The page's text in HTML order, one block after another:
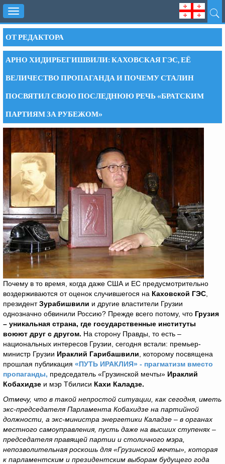
Toggle
navigation
ОТ РЕДАКТОРА
АРНО ХИДИРБЕГИШВИЛИ: КАХОВСКАЯ ГЭС, ЕЁ
ВЕЛИЧЕСТВО ПРОПАГАНДА И ПОЧЕМУ СТАЛИН
ПОСВЯТИЛ СВОЮ ПОСЛЕДНЮЮ РЕЧЬ «БРАТСКИМ
ПАРТИЯМ ЗА РУБЕЖОМ»
Почему в то время, когда даже США и ЕС предусмотрительно
воздерживаются от оценок случившегося на Каховской ГЭС
президентЗурабишвили и другие властители Грузии
однозначно обвинили Россию? Прежде всего потому, что Грузия
– уникальная страна, где государственные институты
воюют друг с другом. На сторону Правды, то есть –
национальных интересов Грузии, сегодня встали: премьер-
министр Грузии Ираклий Гарибашвили , которому посвящена
прошлая публикация «ПУТЬ ИРАКЛИЯ» - прагматизм вместо
пропаганды, председатель «Грузинской мечты» Ираклий
Кобахидзе и мэр Тбилиси Кахи Каладзе.
Отмечу, что в такой непростой ситуации, как сегодня, иметь
экс-председателя Парламента Кобахидзе на партийной
должности, а экс-министра энергетики Каладзе – в органах
местного самоуправления, пусть даже на высших ступенях –
председателя правящей партии и столичного мэра,
непозволительная роскошь для «Грузинской мечты», которая
к парламентским и президентским выборам будущего года